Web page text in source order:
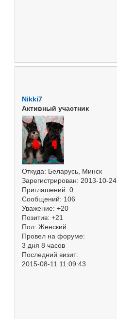
Nikki7
Активный участник
Откуда: Беларусь, Минск
Зарегистрирован: 2013-10-24
Приглашений: 0
Сообщений: 106
Уважение: +20
Позитив: +21
Пол: Женский
Провел на форуме:
3 дня 8 часов
Последний визит:
2015-08-11 11:09:43